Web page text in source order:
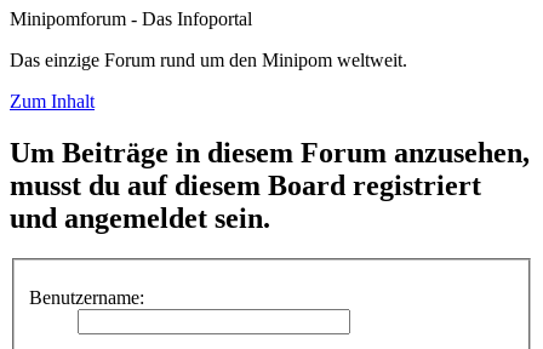
Minipomforum - Das Infoportal
Das einzige Forum rund um den Minipom weltweit.
Zum Inhalt
Um Beiträge in diesem Forum anzusehen,
musst du auf diesem Board registriert
und angemeldet sein.
Benutzername: